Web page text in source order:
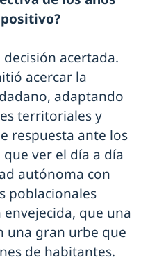
acertada.
acercar la
adaptando
territoriales y
respuesta ante los
ver el día a día
autónoma con
poblacionales
que una
una gran urbe que
de habitantes.